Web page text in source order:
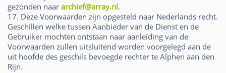
gezonden naar archief@array.nl.
17. Deze Voorwaarden zijn opgesteld naar Nederlands recht.
Geschillen welke tussen Aanbieder van de Dienst en de
Gebruiker mochten ontstaan naar aanleiding van de
Voorwaarden zullen uitsluitend worden voorgelegd aan de
uit hoofde des geschils bevoegde rechter te Alphen aan den
Rijn.